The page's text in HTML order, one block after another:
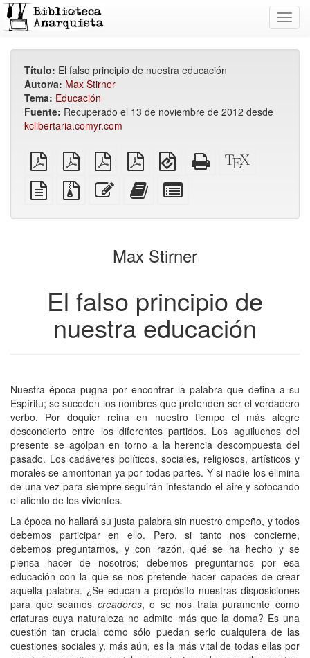
Título: El falso principio de nuestra educación
Autor/a: Max Stirner
Tema: Educación
Fuente: Recuperado el 13 de noviembre de 2012 desde
kclibertaria.comyr.com
PDF
plano
PDF
A4
para
cuadernillo
PDF
tamaño
carta
para
PDF
mini
EPUB
(para
dispositivos
móviles)
HTML
puro
fuente
plano
Archivos
fuentes
adjuntos
Edita
este
Agrega
este
al
de
libros
para
creador
de
Max Stirner
El falso principio de
nuestra educación
Nuestra época pugna por encontrar la palabra que defina a su
Espíritu; se suceden los nombres que pretenden ser el verdadero
verbo. Por doquier reina en nuestro tiempo el más alegre
desconcierto entre los diferentes partidos. Los aguiluchos del
presente se agolpan en torno a la herencia descompuesta del
pasado. Los cadáveres políticos, sociales, religiosos, artísticos y
morales se amontonan ya por todas partes. Y si nadie los elimina
de una vez para siempre seguirán infestando el aire y sofocando
el aliento de los vivientes.
La época no hallará su justa palabra sin nuestro empeño, y todos
debemos participar en ello. Pero, si tanto nos concierne,
debemos preguntarnos, y con razón, qué se ha hecho y se
piensa hacer de nosotros; debemos preguntarnos por esa
educación con la que se nos pretende hacer capaces de crear
aquella palabra. ¿Se educan a propósito nuestras disposiciones
para que seamos creadores, o se nos trata puramente como
criaturas cuya naturaleza no admite más que la doma? Es una
cuestión tan crucial como sólo puedan serlo cualquiera de las
cuestiones sociales y, más aún, es la más vital de todas ellas por